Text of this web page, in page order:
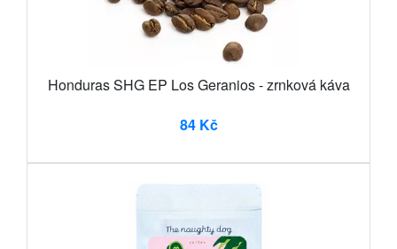
Honduras SHG EP Los Geranios - zrnková káva
84 Kč